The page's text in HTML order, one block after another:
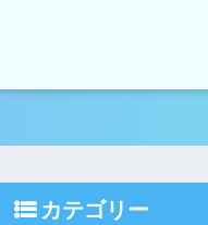
カテゴリー